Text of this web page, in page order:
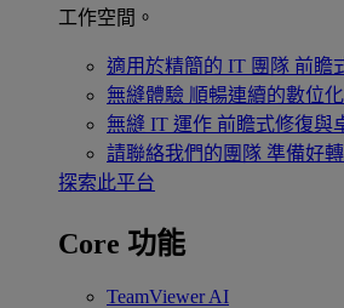
工作空間。
適用於精簡的 IT 團隊 前瞻
無縫體驗 順暢連續的數位
無縫 IT 運作 前瞻式修復與
請聯絡我們的團隊 準備好
探索此平台
Core 功能
TeamViewer AI